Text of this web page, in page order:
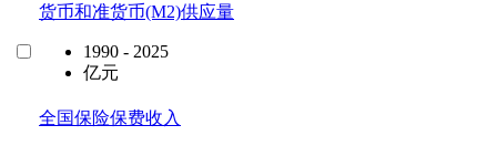
货币和准货币(M2)供应量
1990 - 2025
亿元
全国保险保费收入